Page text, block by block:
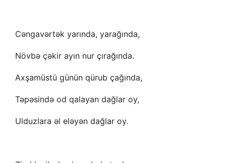
Cəngavərtək yarında, yarağında,
Növbə çəkir ayın nur çırağında.
Axşamüstü günün qürub çağında,
Təpəsində od qalayan dağlar oy,
Ulduzlara əl eləyən dağlar oy.